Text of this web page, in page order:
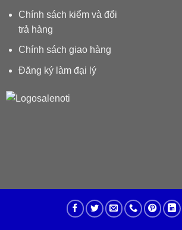
Chính sách kiểm và đổi
trả hàng
Chính sách giao hàng
Đăng ký làm đại lý